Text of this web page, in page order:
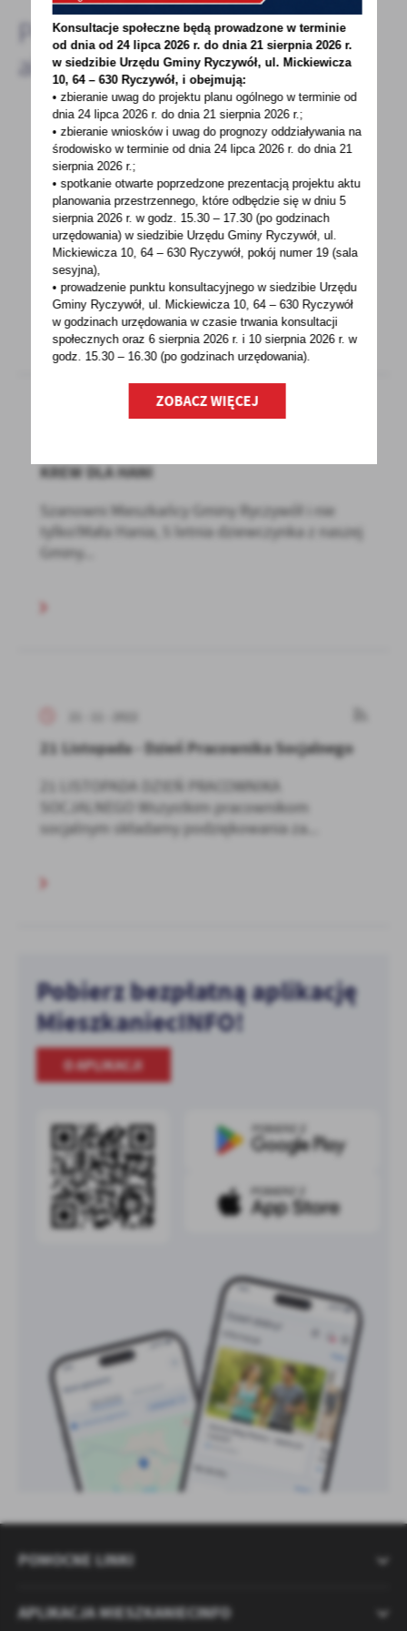
Pozostałe
aktualności
24 - 11 - 2022
XLII Sesja Rady Gminy w dniu 2 grudnia 2022
roku
Na podstawie art. 20 ust. 1 ustawy z dnia 8
marca 1990 roku o samorządzie gminnym (Dz.
U. z 2022...
KREW DLA HANI
Szanowni Mieszkańcy Gminy Ryczywół i nie
tylko!Mała Hania, 5 letnia dziewczynka z naszej
Gminy...
21 Listopada - Dzień Pracownika Socjalnego
21 LISTOPADA DZIEŃ PRACOWNIKA
SOCJALNEGO Wszystkim pracownikom
socjalnym składamy podziękowania za...
Pobierz bezpłatną aplikację
MieszkaniecINFO!
O APLIKACJI
POMOCNE LINKI
APLIKACJA MIESZKANIECINFO
Konsultacje społeczne będą prowadzone w terminie
od dnia od 24 lipca 2026 r. do dnia 21 sierpnia 2026 r.
w siedzibie Urzędu Gminy Ryczywół, ul. Mickiewicza
10, 64 – 630 Ryczywół, i obejmują:
• zbieranie uwag do projektu planu ogólnego w terminie od
dnia 24 lipca 2026 r. do dnia 21 sierpnia 2026 r.;
• zbieranie wniosków i uwag do prognozy oddziaływania na
środowisko w terminie od dnia 24 lipca 2026 r. do dnia 21
sierpnia 2026 r.;
• spotkanie otwarte poprzedzone prezentacją projektu aktu
planowania przestrzennego, które odbędzie się w dniu 5
sierpnia 2026 r.w godz. 15.30 – 17.30 (po godzinach
urzędowania) w siedzibie Urzędu Gminy Ryczywół, ul.
Mickiewicza 10, 64 – 630 Ryczywół, pokójnumer 19 (sala
sesyjna),
• prowadzenie punktu konsultacyjnego w siedzibie Urzędu
Gminy Ryczywół, ul. Mickiewicza 10, 64 – 630 Ryczywół
w godzinachurzędowania w czasie trwania konsultacji
społecznych oraz 6 sierpnia 2026 r. i 10 sierpnia 2026 r. w
godz. 15.30 – 16.30 (po godzinachurzędowania).
ZOBACZ WIĘCEJ